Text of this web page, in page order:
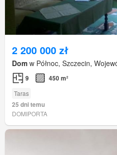
2 200 000 zł
Dom w Północ, Szczecin,
9 450 m²
Taras
25 dni temu
DOMIPORTA